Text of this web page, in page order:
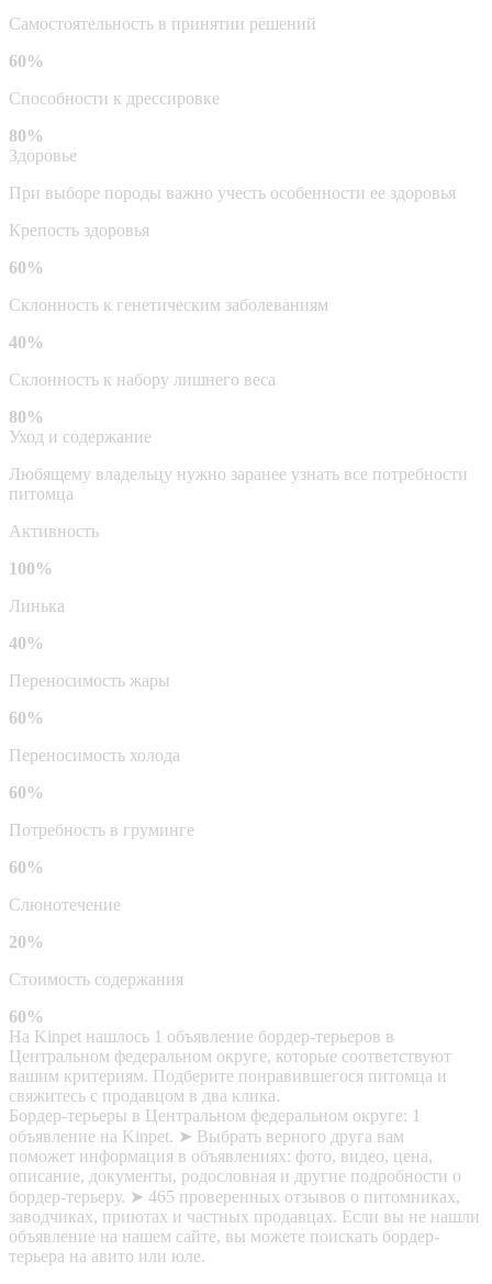
Самостоятельность в принятии решений
60%
Способности к дрессировке
80%
Здоровье
При выборе породы важно учесть особенности ее здоровья
Крепость здоровья
60%
Склонность к генетическим заболеваниям
40%
Склонность к набору лишнего веса
80%
Уход и содержание
Любящему владельцу нужно заранее узнать все потребности
питомца
Активность
100%
Линька
40%
Переносимость жары
60%
Переносимость холода
60%
Потребность в груминге
60%
Слюнотечение
20%
Стоимость содержания
60%
На Kinpet нашлось 1 объявление бордер-терьеров в
Центральном федеральном округе, которые соответствуют
вашим критериям. Подберите понравившегося питомца и
свяжитесь с продавцом в два клика.
Бордер-терьеры в Центральном федеральном округе: 1
объявление на Kinpet. ➤ Выбрать верного друга вам
поможет информация в объявлениях: фото, видео, цена,
описание, документы, родословная и другие подробности о
бордер-терьеру. ➤ 465 проверенных отзывов о питомниках,
заводчиках, приютах и частных продавцах. Если вы не нашли
объявление на нашем сайте, вы можете поискать бордер-
терьера на авито или юле.